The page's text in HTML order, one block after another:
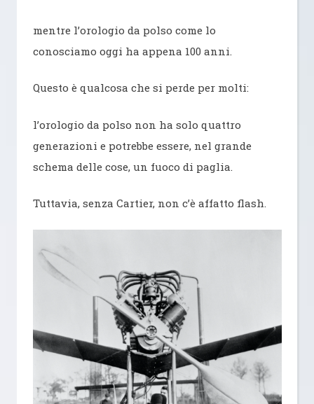
mentre l’orologio da polso come lo
conosciamo oggi ha appena 100 anni.
Questo è qualcosa che si perde per molti:
l’orologio da polso non ha solo quattro
generazioni e potrebbe essere, nel grande
schema delle cose, un fuoco di paglia.
Tuttavia, senza Cartier, non c’è affatto flash.